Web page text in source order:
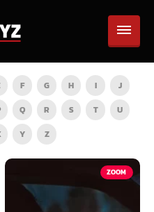
F G H I
J
Q R S T
U
Y Z